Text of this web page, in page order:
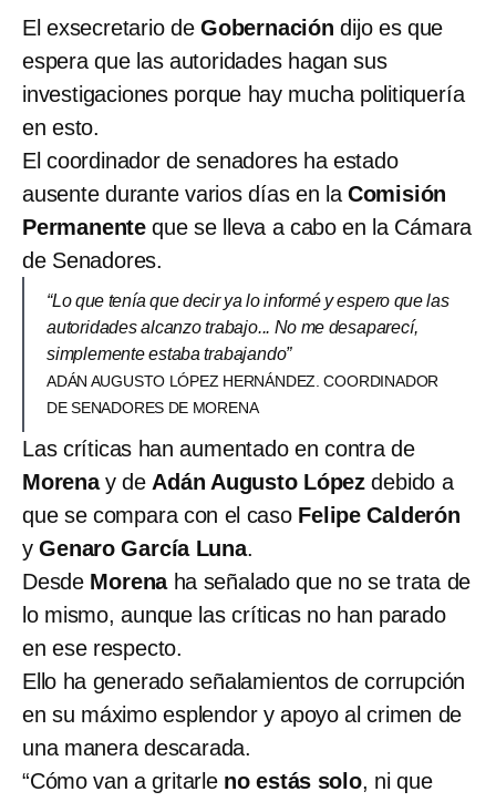
El exsecretario de Gobernacióndijo es que
espera que las autoridades hagan sus
investigaciones porque hay mucha politiquería
en esto.
El coordinador de senadores ha estado
ausente durante varios días en la Comisión
Permanente que se lleva a cabo en la Cámara
de Senadores.
“Lo que tenía que decir ya lo informé y espero que las
autoridades alcanzo trabajo... No me desaparecí,
simplemente estaba trabajando”
ADÁN AUGUSTO LÓPEZ HERNÁNDEZ. COORDINADOR
DE SENADORES DE MORENA
Las críticas han aumentado en contra de
Morenay de Adán Augusto López debido a
que se compara con el caso Felipe Calderón
yGenaro García Luna.
Desde Morena ha señalado que no se trata de
lo mismo, aunque las críticas no han parado
en ese respecto.
Ello ha generado señalamientos de corrupción
en su máximo esplendor y apoyo al crimen de
una manera descarada.
“Cómo van a gritarle no estás solo, ni que